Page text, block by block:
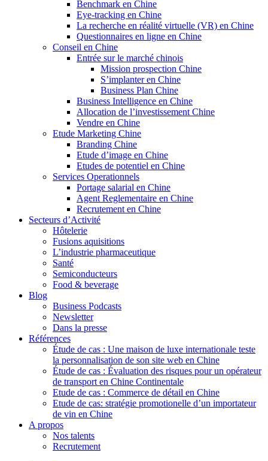
Benchmark en Chine
Eye-tracking en Chine
La recherche en réalité virtuelle (VR) en Chine
Questionnaires en ligne en Chine
Conseil en Chine
Entrée sur le marché chinois
Mission prospection Chine
S’implanter en Chine
Business Plan Chine
Business Intelligence en Chine
Allocation de l’investissement Chine
Vendre en Chine
Etude Marketing Chine
Branding Chine
Etude d’image en Chine
Etudes de potentiel en Chine
Services Operationnels
Portage salarial en Chine
Agent Reglementaire en Chine
Recrutement en Chine
Secteurs d’Activité
Hôtelerie
Fusions aquisitions
L’industrie pharmaceutique
Santé
Semiconducteurs
Food & beverage
Blog
Business Podcasts
Newsletter
Dans la presse
Références
Étude de cas : Une maison de luxe internationale teste
la personnalisation de son site web en Chine
Étude de cas : Évaluation des risques pour un opérateur
de transport en Chine Continentale
Etude de cas : Commerce de détail en Chine
Etude de cas: stratégie promotionelle d’un importateur
de vin en Chine
A propos
Nos talents
Recrutement